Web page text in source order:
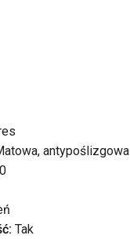
antypoślizgowa
Tak